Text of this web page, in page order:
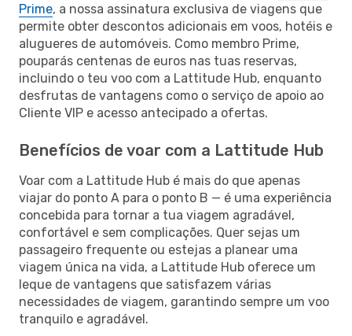
Prime, a nossa assinatura exclusiva de viagens que
permite obter descontos adicionais em voos, hotéis e
alugueres de automóveis. Como membro Prime,
pouparás centenas de euros nas tuas reservas,
incluindo o teu voo com a Lattitude Hub, enquanto
desfrutas de vantagens como o serviço de apoio ao
Cliente VIP e acesso antecipado a ofertas.
Benefícios de voar com a Lattitude Hub
Voar com a Lattitude Hub é mais do que apenas
viajar do ponto A para o ponto B — é uma experiência
concebida para tornar a tua viagem agradável,
confortável e sem complicações. Quer sejas um
passageiro frequente ou estejas a planear uma
viagem única na vida, a Lattitude Hub oferece um
leque de vantagens que satisfazem várias
necessidades de viagem, garantindo sempre um voo
tranquilo e agradável.